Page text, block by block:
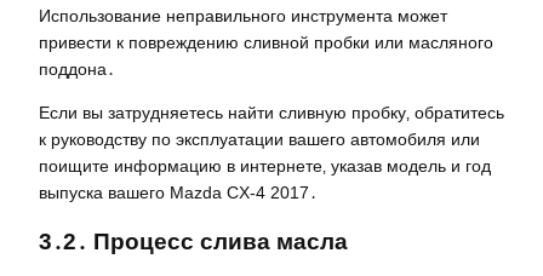
Использование неправильного инструмента может
привести к повреждению сливной пробки или масляного
поддона․
Если вы затрудняетесь найти сливную пробку‚ обратитесь
к руководству по эксплуатации вашего автомобиля или
поищите информацию в интернете‚ указав модель и год
выпуска вашего Mazda CX-4 2017․
3․2․ Процесс слива масла